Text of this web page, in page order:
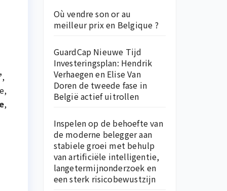
,
,
Où vendre son or au
meilleur prix en Belgique ?
GuardCap Nieuwe Tijd
Investeringsplan: Hendrik
Verhaegen en Elise Van
Doren de tweede fase in
België actief uitrollen
Inspelen op de behoefte van
de moderne belegger aan
stabiele groei met behulp
van artificiële intelligentie,
langetermijnonderzoek en
een sterk risicobewustzijn